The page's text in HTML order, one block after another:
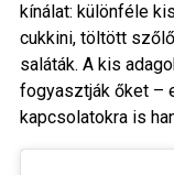
kínálat: különféle
cukkini, töltött
saláták. A kis
fogyasztják őket –
kapcsolatokra is